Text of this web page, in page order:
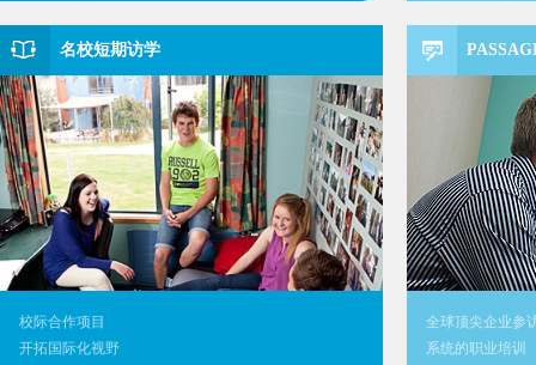
名校短期访学
校际合作项目
开拓国际化视野
全球顶尖企业参
系统的职业培训